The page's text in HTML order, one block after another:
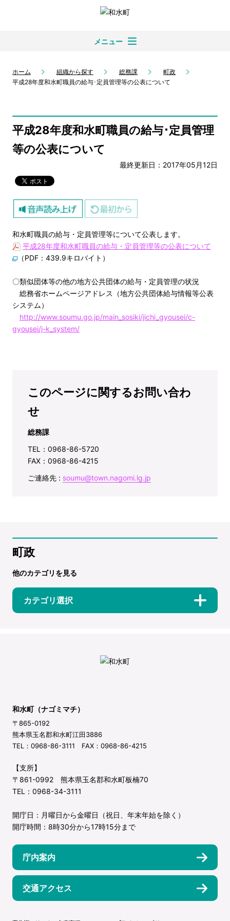
メニュー
ホーム 組織から探す 総務課
町政
平成28年度和水町職員の給与･定員管理等の公表について
平成28年度和水町職員の給与･定員管理
等の公表について
最終更新日：2017年05月12日
和水町職員の給与・定員管理等について公表します。
平成28年度和水町職員の給与・定員管理等の公表について
（PDF：439.9キロバイト）
〇類似団体等の他の地方公共団体の給与・定員管理の状況
総務省ホームページアドレス（地方公共団体給与情報等公表
システム）
http://www.soumu.go.jp/main_sosiki/jichi_gyousei/c-
gyousei/j-k_system/
このページに関するお問い合わ
せ
総務課
TEL：0968-86-5720
FAX：0968-86-4215
ご連絡先 : soumu@town.nagomi.lg.jp
町政
他のカテゴリを見る
カテゴリ選択
和水町（ナゴミマチ）
〒865-0192
熊本県玉名郡和水町江田3886
TEL：0968-86-3111 FAX：0968-86-4215
【支所】
〒861-0992 熊本県玉名郡和水町板楠70
TEL：0968-34-3111
開庁日：月曜日から金曜日（祝日、年末年始を除く）
開庁時間：8時30分から17時15分まで
庁内案内
交通アクセス